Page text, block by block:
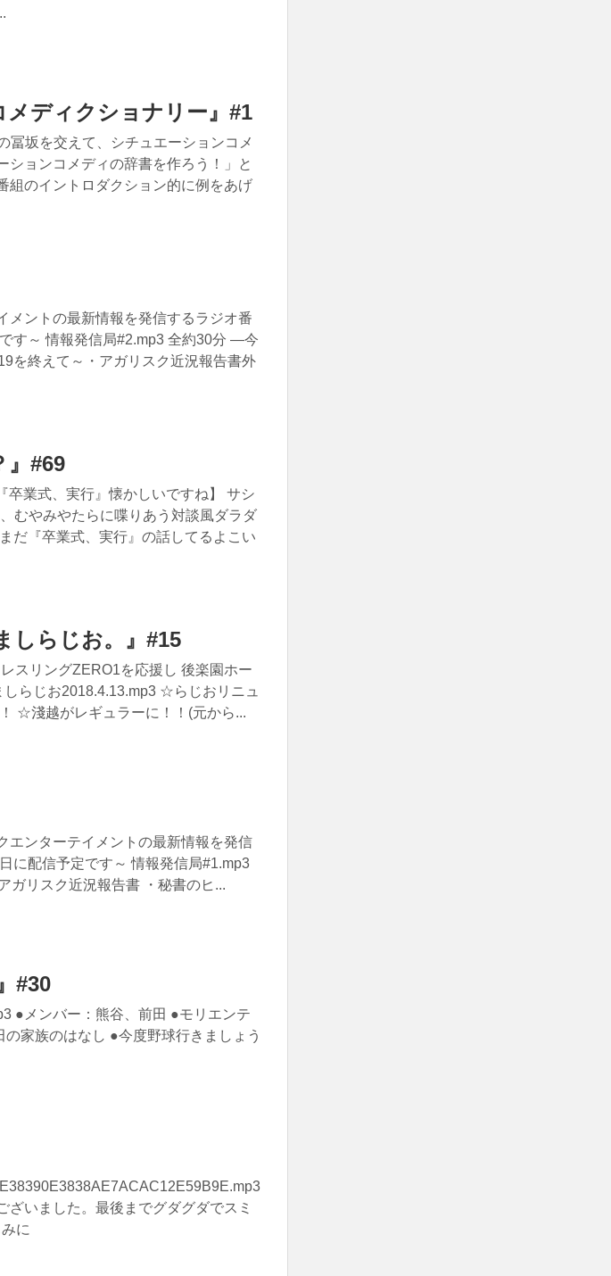
ディクショナリー』#1
冨坂を交えて、シチュエーションコメ
ションコメディの辞書を作ろう！」と
組のイントロダクション的に例をあげ
メントの最新情報を発信するラジオ番
す～ 情報発信局#2.mp3 全約30分 ―今
を終えて～・アガリスク近況報告書外
』#69
卒業式、実行』懐かしいですね】 サシ
むやみやたらに喋りあう対談風ダラダ
『卒業式、実行』の話してるよこい
しらじお。』#15
スリングZERO1を応援し 後楽園ホー
らじお2018.4.13.mp3 ☆らじおリニュ
☆淺越がレギュラーに！！(元から...
エンターテイメントの最新情報を発信
に配信予定です～ 情報発信局#1.mp3
リスク近況報告書 ・秘書のヒ...
#30
●メンバー：熊谷、前田 ●モリエンテ
家族のはなし ●今度野球行きましょう
ざいました。最後までグダグダでスミ
に